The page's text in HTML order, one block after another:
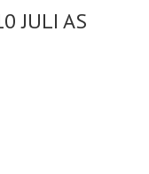
JULI AS